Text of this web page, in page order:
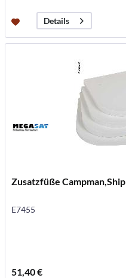
Details
Zusatzfüße Campman,Ship
E7455
51,40 €